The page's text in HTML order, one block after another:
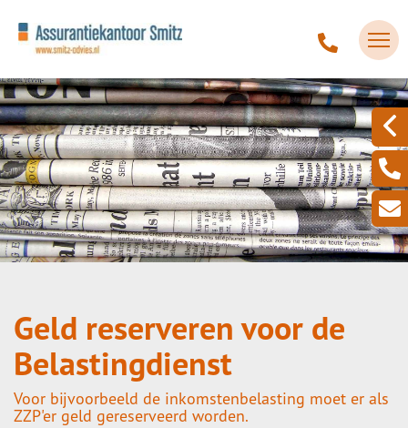
Geld reserveren voor de
Belastingdienst
Voor bijvoorbeeld de inkomstenbelasting moet er als
ZZP'er geld gereserveerd worden.